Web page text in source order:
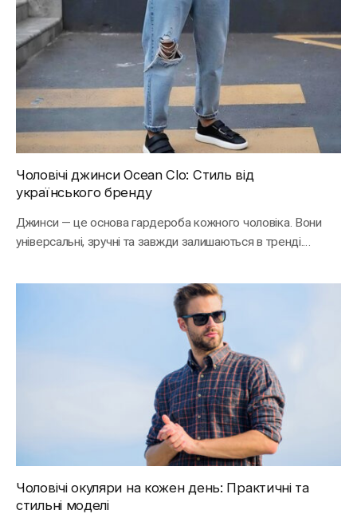
Чоловічі джинси Ocean Clo: Стиль від
українського бренду
Джинси — це основа гардероба кожного чоловіка. Вони
універсальні, зручні та завжди залишаються в тренді.…
Чоловічі окуляри на кожен день: Практичні та
стильні моделі